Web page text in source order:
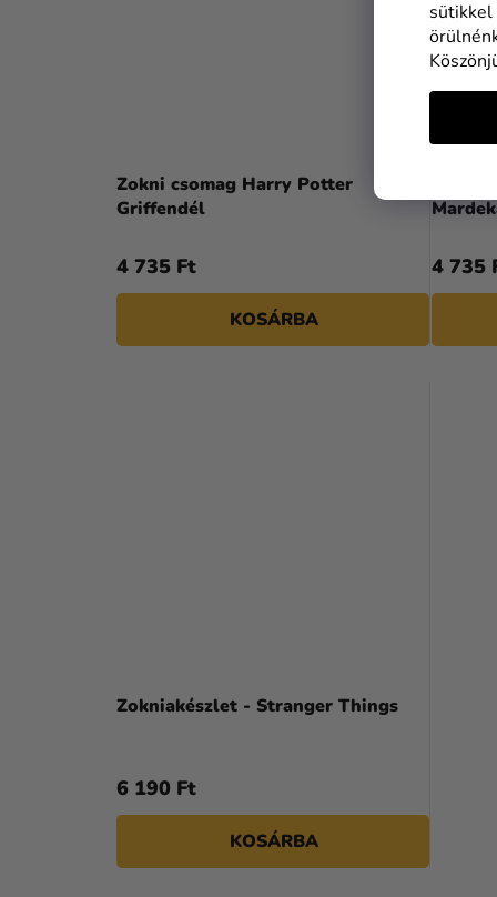
sütikkel
Zokni csomag Harry Potter
Griffendél
4 735 Ft
KOSÁRBA
4 735
Zokniakészlet - Stranger Things
6 190 Ft
KOSÁRBA